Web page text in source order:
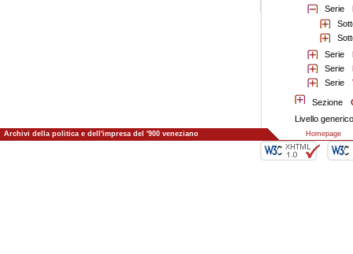
Serie
Serie
Serie
Serie
Sezione
Livello generico
Archivi della politica e dell'impresa del '900 veneziano Homepage